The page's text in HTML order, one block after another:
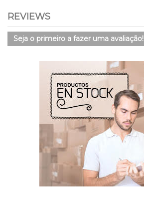
REVIEWS
Seja o primeiro a fazer uma avaliação!